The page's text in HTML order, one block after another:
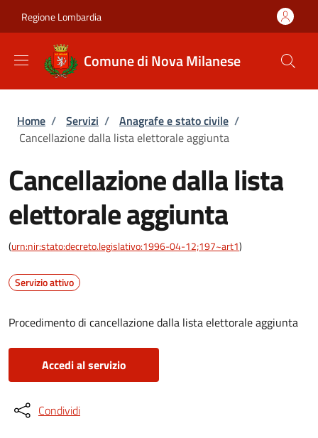
Regione Lombardia
Comune di Nova Milanese
Briciole di pane
Home / Servizi / Anagrafe e stato civile /
Cancellazione dalla lista elettorale aggiunta
Cancellazione dalla lista
elettorale aggiunta
(urn:nir:stato:decreto.legislativo:1996-04-12;197~art1)
Servizio attivo
Procedimento di cancellazione dalla lista elettorale aggiunta
Accedi al servizio
Condividi